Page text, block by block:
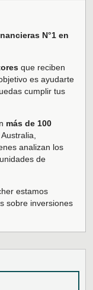
N°1 en
que reciben
es ayudarte
cumplir tus
más de 100
analizan los
de
estamos
sobre inversiones